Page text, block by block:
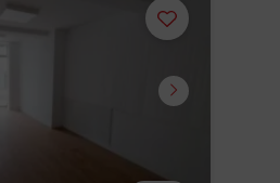
Ajouter
ou